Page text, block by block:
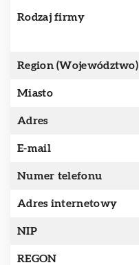
Rodzaj firmy
Region (Województwo)
Miasto
Adres
E-mail
Numer telefonu
Adres internetowy
NIP
REGON